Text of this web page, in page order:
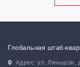
Глобальная штаб-
Адрес: ул. Ляньшэн,